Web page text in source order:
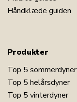
Håndklæde guiden
Produkter
Top 5 sommerdyner
Top 5 helårsdyner
Top 5 vinterdyner